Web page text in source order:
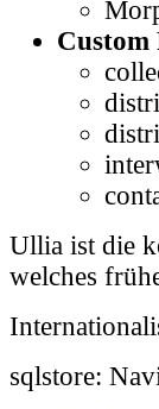
Custom
Ullia ist die
welches
sqlstore: